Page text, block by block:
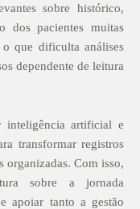
sobre histórico,
dos pacientes muitas
que dificulta análises
dependente de leitura
inteligência artificial e
transformar registros
organizadas. Com isso,
sobre a jornada
apoiar tanto a gestão